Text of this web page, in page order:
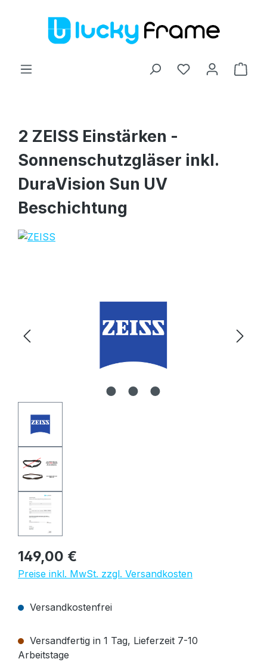
Zum Hauptinhalt springen
2 ZEISS Einstärken -
Sonnenschutzgläser inkl.
DuraVision Sun UV
Beschichtung
Regulärer Preis:
149,00 €
Preise inkl. MwSt. zzgl. Versandkosten
Versandkostenfrei
Versandfertig in 1 Tag, Lieferzeit 7-10
Arbeitstage